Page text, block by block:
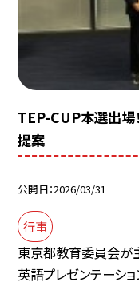
TEP-CUP本選出場
提案
公開日 2026/03/31
行事
東京都教育委員会が
英語プレゼンテーショ